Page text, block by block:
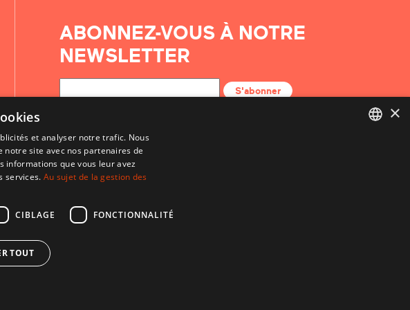
ABONNEZ-VOUS À NOTRE
NEWSLETTER
S'abonner
×
et analyser notre trafic. Nous
site avec nos partenaires de
informations que vous leur avez
services. Au sujet de la gestion des
CIBLAGE FONCTIONNALITÉ
TOUT